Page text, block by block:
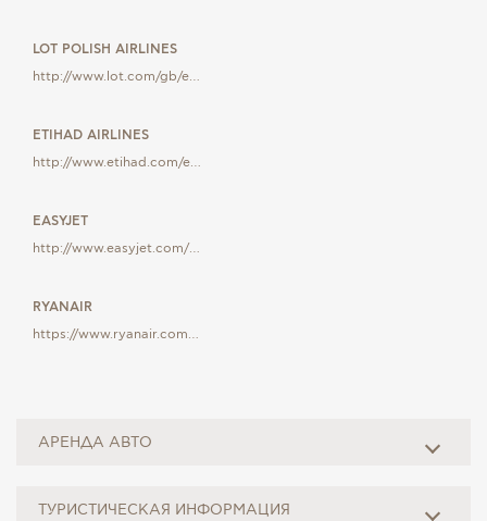
LOT POLISH AIRLINES
http://www.lot.com/gb/e…
ETIHAD AIRLINES
http://www.etihad.com/e…
EASYJET
http://www.easyjet.com/…
RYANAIR
https://www.ryanair.com…
АРЕНДА АВТО
ТУРИСТИЧЕСКАЯ ИНФОРМАЦИЯ